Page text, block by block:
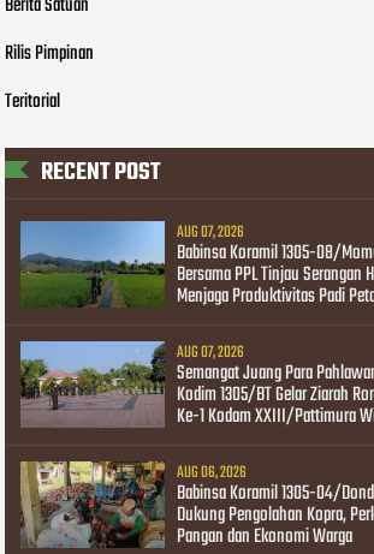
Rilis Pimpinan
Teritorial
RECENT POST
AUG 07, 2026
Babinsa Koramil 1305-08/
Bersama PPL Tinjau Serangan
Menjaga Produktivitas Padi
AUG 07, 2026
Semangat Juang Para
Kodim 1305/BT Gelar Ziarah
Ke-1 Kodam XXIII/Pattimura
AUG 06, 2026
Babinsa Koramil 1305-04/
Dukung Pengolahan Kopra,
Pangan dan Ekonomi Warga